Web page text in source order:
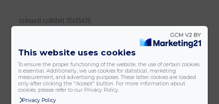
szénacél szűkített 35x15x35
szükÍtett 35x15x35 Inox T-
Idom (Rozsdamentes)
szénacél T-Idom szükÍtett 18
This website uses cookies
To ensure the proper functioning of the website, the use of certain cookies
is essential. Additionally, we use cookies for statistical, marketing
measurement, and advertising purposes. These latter cookies are loaded
only after clicking the "Accept" button. For more information about
cookies, please refer to our Privacy Policy.
Privacy Policy